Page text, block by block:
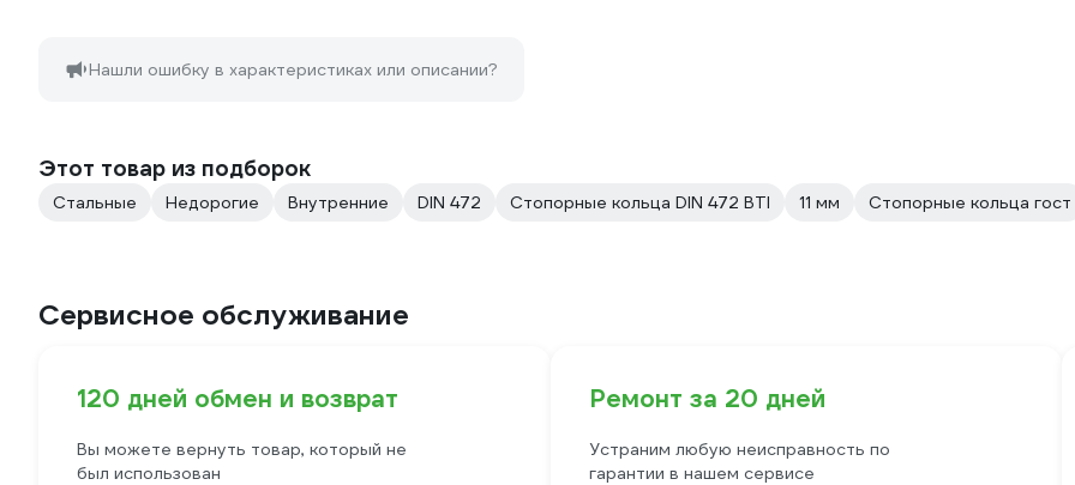
Нашли ошибку в характеристиках или описании?
Этот товар из подборок
Стальные Недорогие Внутренние DIN 472 Стопорные кольца DIN 472 BTI 11 мм Стопорные кольца гост
Сервисное обслуживание
120 дней обмен и возврат
Вы можете вернуть товар, который не
был использован
Ремонт за 20 дней
Устраним любую неисправность по
гарантии в нашем сервисе